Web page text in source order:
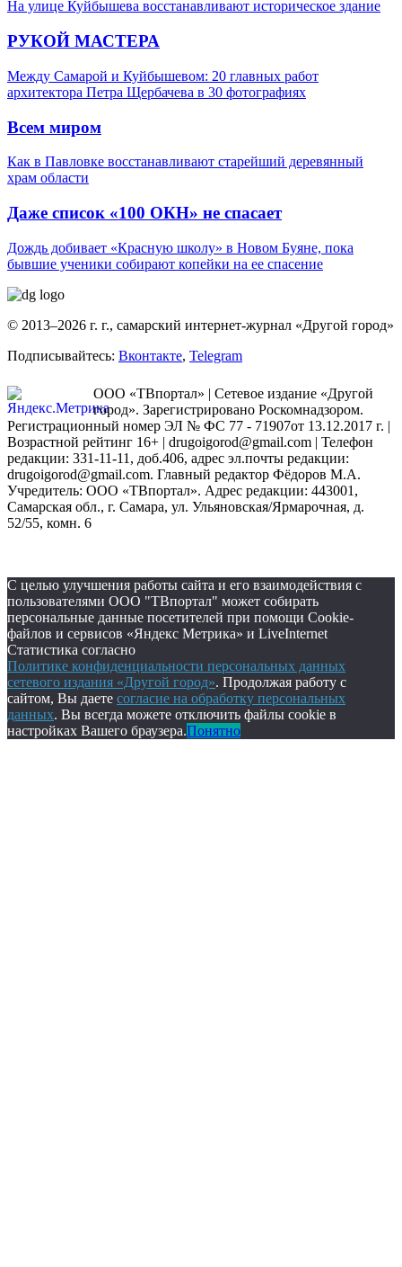
На улице Куйбышева восстанавливают историческое здание
РУКОЙ МАСТЕРА
Между Самарой и Куйбышевом: 20 главных работ
архитектора Петра Щербачева в 30 фотографиях
Всем миром
Как в Павловке восстанавливают старейший деревянный
храм области
Даже список «100 ОКН» не спасает
Дождь добивает «Красную школу» в Новом Буяне, пока
бывшие ученики собирают копейки на ее спасение
© 2013–2026 г. г., самарский интернет-журнал «Другой город»
Подписывайтесь: Вконтакте, Telegram
ООО «ТВпортал» | Сетевое издание «Другой
город». Зарегистрировано Роскомнадзором.
Регистрационный номер ЭЛ № ФС 77 - 71907от 13.12.2017 г. |
Возрастной рейтинг 16+ | drugoigorod@gmail.com | Телефон
редакции: 331-11-11, доб.406, адрес эл.почты редакции:
drugoigorod@gmail.com. Главный редактор Фёдоров М.А.
Учредитель: ООО «ТВпортал». Адрес редакции: 443001,
Самарская обл., г. Самара, ул. Ульяновская/Ярмарочная, д.
52/55, комн. 6
С целью улучшения работы сайта и его взаимодействия с
пользователями ООО "ТВпортал" может собирать
персональные данные посетителей при помощи Cookie-
файлов и сервисов «Яндекс Метрика» и LiveInternet
Статистика согласно
Политике конфиденциальности персональных данных
сетевого издания «Другой город». Продолжая работу с
сайтом, Вы даете согласие на обработку персональных
данных. Вы всегда можете отключить файлы cookie в
настройках Вашего браузера.Понятно